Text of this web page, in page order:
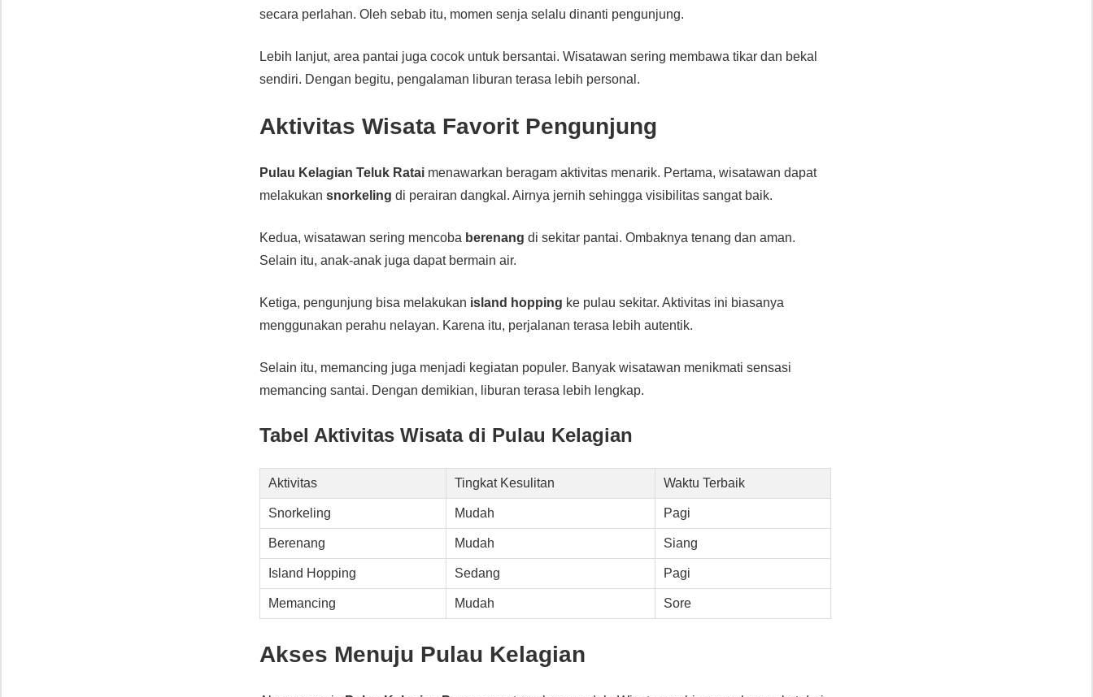
secara perlahan. Oleh sebab itu, momen senja selalu dinanti pengunjung.
Lebih lanjut, area pantai juga cocok untuk bersantai. Wisatawan sering membawa tikar dan bekal
sendiri. Dengan begitu, pengalaman liburan terasa lebih personal.
Aktivitas Wisata Favorit Pengunjung
Pulau Kelagian Teluk Ratai menawarkan beragam aktivitas menarik. Pertama, wisatawan dapat
melakukansnorkeling di perairan dangkal. Airnya jernih sehingga visibilitas sangat baik.
Kedua, wisatawan sering mencoba berenang di sekitar pantai. Ombaknya tenang dan aman.
Selain itu, anak-anak juga dapat bermain air.
Ketiga, pengunjung bisa melakukan island hopping ke pulau sekitar. Aktivitas ini biasanya
menggunakan perahu nelayan. Karena itu, perjalanan terasa lebih autentik.
Selain itu, memancing juga menjadi kegiatan populer. Banyak wisatawan menikmati sensasi
memancing santai. Dengan demikian, liburan terasa lebih lengkap.
Tabel Aktivitas Wisata di Pulau Kelagian
Aktivitas Tingkat Kesulitan Waktu Terbaik
Snorkeling Mudah Pagi
Berenang Mudah Siang
Island Hopping Sedang Pagi
Memancing Mudah Sore
Akses Menuju Pulau Kelagian